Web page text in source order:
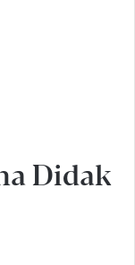
Didak